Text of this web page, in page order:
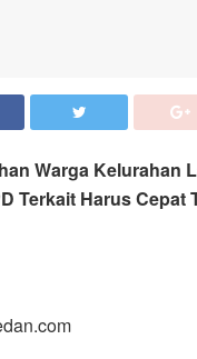
Warga Kelurahan
Terkait Harus Cepat